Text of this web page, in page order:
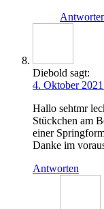
Diebold sagt:
4. Oktober
Hal­lo seh­tmr
Stück­chen am
einer
Dan­ke im
Antworten